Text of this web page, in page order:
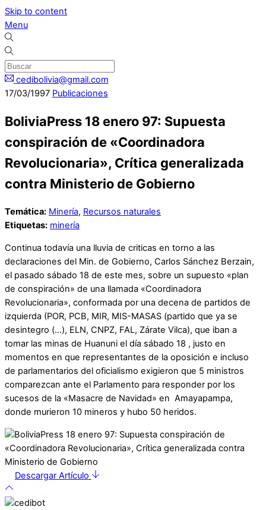
Skip to content
Menu
cedibolivia@gmail.com
17/03/1997 Publicaciones
BoliviaPress 18 enero 97: Supuesta
conspiración de «Coordinadora
Revolucionaria», Crítica generalizada
contra Ministerio de Gobierno
Temática: Minería, Recursos naturales
Etiquetas: minería
Continua todavía una lluvia de criticas en torno a las
declaraciones del Min. de Gobierno, Carlos Sánchez Berzain,
el pasado sábado 18 de este mes, sobre un supuesto «plan
de conspiración» de una llamada «Coordinadora
Revolucionaria», conformada por una decena de partidos de
izquierda (POR, PCB, MIR, MIS-MASAS (partido que ya se
desintegro (…), ELN, CNPZ, FAL, Zárate Vilca), que iban a
tomar las minas de Huanuni el día sábado 18 , justo en
momentos en que representantes de la oposición e incluso
de parlamentarios del oficialismo exigieron que 5 ministros
comparezcan ante el Parlamento para responder por los
sucesos de la «Masacre de Navidad» en Amayapampa,
donde murieron 10 mineros y hubo 50 heridos.
Descargar Artículo